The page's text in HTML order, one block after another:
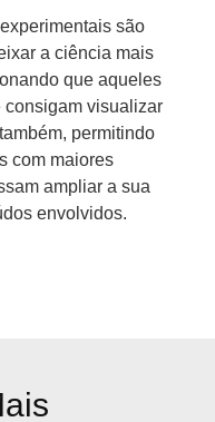
são
a ciência mais
que aqueles
visualizar
permitindo
com maiores
ampliar a sua
envolvidos.